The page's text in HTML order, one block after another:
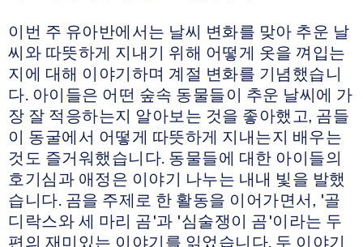
이번 주 유아반에서는 날씨 변화를 맞아 추운 날
씨와 따뜻하게 지내기 위해 어떻게 옷을 껴입는
지에 대해 이야기하며 계절 변화를 기념했습니
다. 아이들은 어떤 숲속 동물들이 추운 날씨에 가
장 잘 적응하는지 알아보는 것을 좋아했고, 곰들
이 동굴에서 어떻게 따뜻하게 지내는지 배우는
것도 즐거워했습니다. 동물들에 대한 아이들의
호기심과 애정은 이야기 나누는 내내 빛을 발했
습니다. 곰을 주제로 한 활동을 이어가면서, '골
디락스와 세 마리 곰'과 '심술쟁이 곰'이라는 두
편의 재미있는 이야기를 읽었습니다. 두 이야기